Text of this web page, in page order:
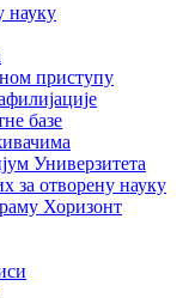
науку
приступу
базе
Универзитета
за отворену науку
Хоризонт